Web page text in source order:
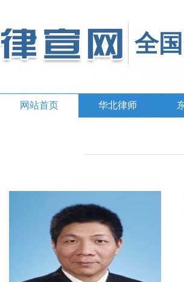
全
网站首页 华北律师